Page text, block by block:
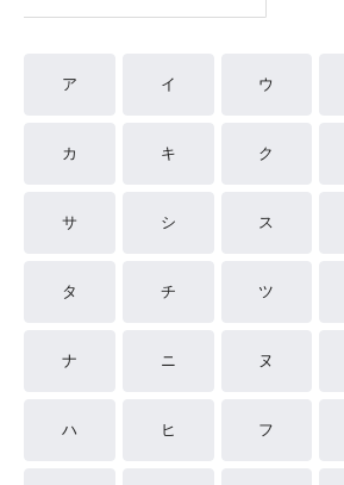
ア イ ウ
カ キ ク
サ シ ス
タ チ ツ
ナ ニ ヌ
ハ ヒ フ